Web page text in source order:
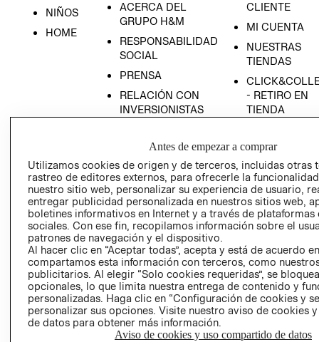
NIÑOS
HOME
ACERCA DEL
GRUPO H&M
RESPONSABILIDAD
SOCIAL
PRENSA
RELACIÓN CON
INVERSIONISTAS
EMPRESARIAL
CLIENTE
MI CUENTA
NUESTRAS
TIENDAS
- RETIRO EN
TIENDA
CONDICIONES
AVISO DE
PRIVACIDAD
GIFT CARD
AVISO DE
COOKIES
Uruguay ($U)
Antes de empezar a comprar
Utilizamos cookies de origen y de terceros, incluidas otras
rastreo de editores externos, para ofrecerle la
nuestro sitio web, personalizar su experiencia de usuario,
entregar publicidad personalizada en nuestros sitios web,
boletines informativos en Internet y a través de plataformas
sociales. Con ese fin, recopilamos información sobre el
patrones de navegación y el dispositivo.
Al hacer clic en “Aceptar todas”, acepta y está de acuerdo
compartamos esta información con terceros, como
publicitarios. Al elegir “Solo cookies requeridas”, se
opcionales, lo que limita nuestra entrega de contenido y
personalizadas. Haga clic en “Configuración de cookies y
personalizar sus opciones. Visite nuestro aviso de cookies
de datos para obtener más información.
Aviso de cookies y uso compartido de datos